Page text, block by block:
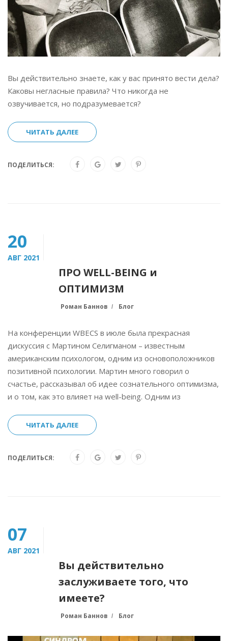
Вы действительно знаете, как у вас принято вести дела?
Каковы негласные правила? Что никогда не
озвучивается, но подразумевается?
ЧИТАТЬ ДАЛЕЕ
ПОДЕЛИТЬСЯ:
20
АВГ 2021
ПРО WELL-BEING и
ОПТИМИЗМ
Роман Баннов Блог
На конференции WBECS в июле была прекрасная
дискуссия с Мартином Селигманом – известным
американским психологом, одним из основоположников
позитивной психологии. Мартин много говорил о
счастье, рассказывал об идее сознательного оптимизма,
и о том, как это влияет на well-being. Одним из
ЧИТАТЬ ДАЛЕЕ
ПОДЕЛИТЬСЯ:
07
АВГ 2021
Вы действительно
заслуживаете того, что
имеете?
Роман Баннов Блог